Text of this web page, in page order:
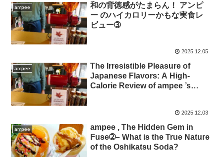
ampee
和の背徳感がたまらん！ アンピ
ー のハイカロリーかもな実食レ
ビュー➂
2025.12.05
ampee
The Irresistible Pleasure of
Japanese Flavors: A High-
Calorie Review of ampee ’s
2025.12.03
ampee
ampee , The Hidden Gem in
Fuse➁– What is the True Nature
of the Oshikatsu Soda?